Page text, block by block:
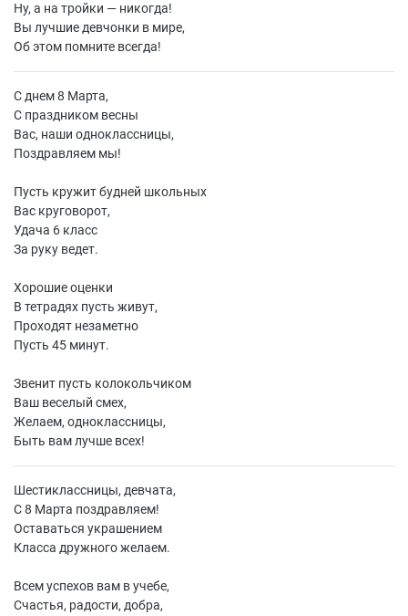
Ну, а на тройки — никогда!
Вы лучшие девчонки в мире,
Об этом помните всегда!
С днем 8 Марта,
С праздником весны
Вас, наши одноклассницы,
Поздравляем мы!
Пусть кружит будней школьных
Вас круговорот,
Удача 6 класс
За руку ведет.
Хорошие оценки
В тетрадях пусть живут,
Проходят незаметно
Пусть 45 минут.
Звенит пусть колокольчиком
Ваш веселый смех,
Желаем, одноклассницы,
Быть вам лучше всех!
Шестиклассницы, девчата,
С 8 Марта поздравляем!
Оставаться украшением
Класса дружного желаем.
Всем успехов вам в учебе,
Счастья, радости, добра,